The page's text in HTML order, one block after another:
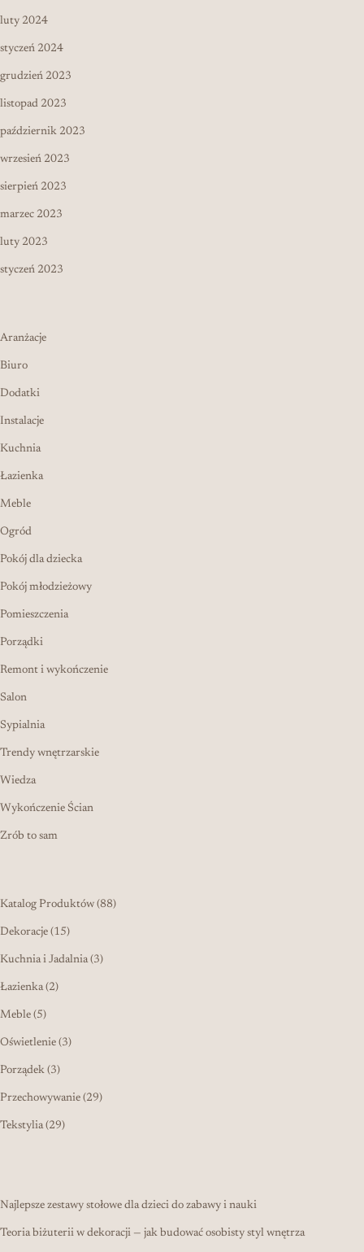
luty 2024
styczeń 2024
grudzień 2023
listopad 2023
październik 2023
wrzesień 2023
sierpień 2023
marzec 2023
luty 2023
styczeń 2023
Aranżacje
Biuro
Dodatki
Instalacje
Kuchnia
Łazienka
Meble
Ogród
Pokój dla dziecka
Pokój młodzieżowy
Pomieszczenia
Porządki
Remont i wykończenie
Salon
Sypialnia
Trendy wnętrzarskie
Wiedza
Wykończenie Ścian
Zrób to sam
Katalog Produktów 8888 produktów
Dekoracje 1515 produktów
Kuchnia i Jadalnia 33 produkty
Łazienka 22 produkty
Meble 55 produktów
Oświetlenie 33 produkty
Porządek 33 produkty
Przechowywanie 2929 produktów
Tekstylia 2929 produktów
Najlepsze zestawy stołowe dla dzieci do zabawy i nauki
Teoria biżuterii w dekoracji — jak budować osobisty styl wnętrza